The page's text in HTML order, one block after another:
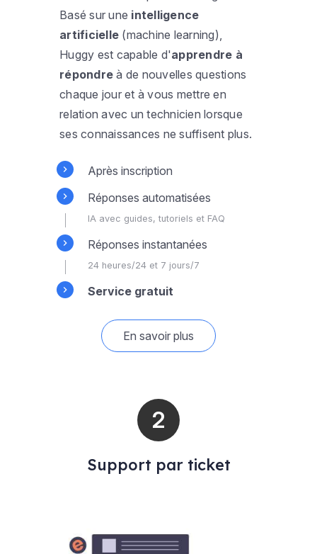
Basé sur une intelligence
artificielle (machine learning),
Huggy est capable d'apprendre à
répondre à de nouvelles questions
chaque jour et à vous mettre en
relation avec un technicien lorsque
ses connaissances ne suffisent plus.
Après inscription
Réponses automatisées
IA avec guides, tutoriels et FAQ
Réponses instantanées
24 heures/24 et 7 jours/7
Service gratuit
En savoir plus
Support par ticket